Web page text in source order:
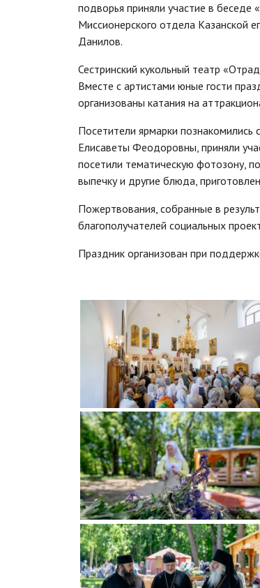
подворья приняли участие в
Миссионерского отдела Казанской
Данилов.
Сестринский кукольный театр
Вместе с артистами юные гости
организованы катания на
Посетители ярмарки познакомились
Елисаветы Феодоровны, приняли
посетили тематическую фотозону,
выпечку и другие блюда,
Пожертвования, собранные в
благополучателей социальных
Праздник организован при